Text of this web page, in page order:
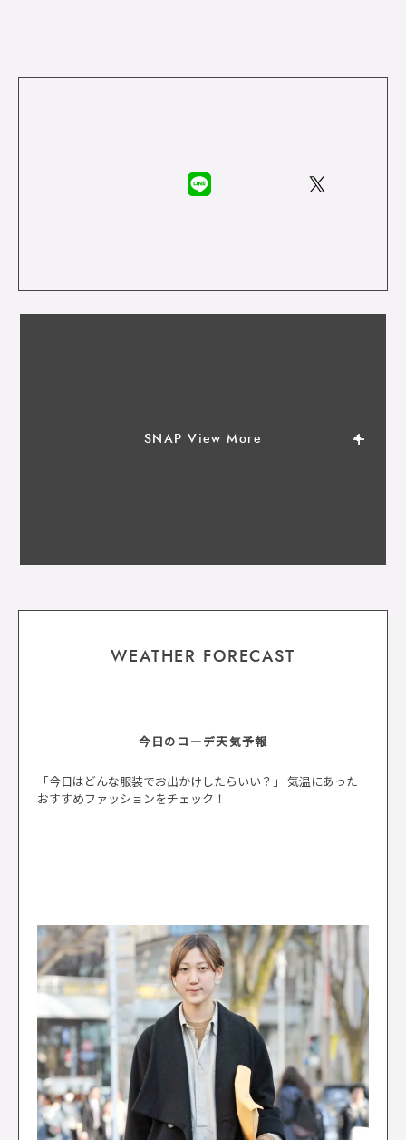
SNAP View More
WEATHER FORECAST
今日のコーデ天気予報
「今日はどんな服装でお出かけしたらいい？」 気温にあった
おすすめファッションをチェック！